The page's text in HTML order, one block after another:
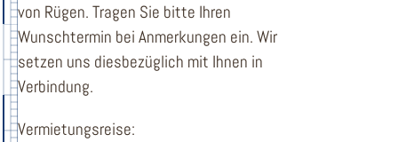
von Rügen. Tragen Sie bitte Ihren
Wunschtermin bei Anmerkungen ein. Wir
setzen uns diesbezüglich mit Ihnen in
Verbindung.
Vermietungsreise: